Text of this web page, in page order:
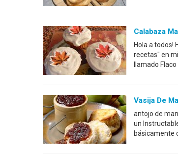
Calabaza
Hola a todos!
recetas" en
llamado
Vasija De
antojo de
un
básicamente